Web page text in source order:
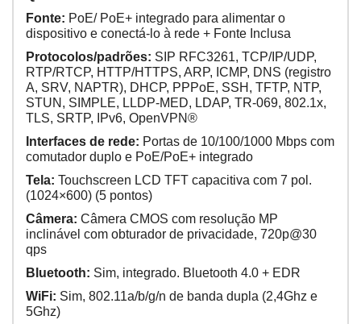
Fonte: PoE/ PoE+ integrado para alimentar o
dispositivo e conectá-lo à rede + Fonte Inclusa
Protocolos/padrões: SIP RFC3261, TCP/IP/UDP,
RTP/RTCP, HTTP/HTTPS, ARP, ICMP, DNS (registro
A, SRV, NAPTR), DHCP, PPPoE, SSH, TFTP, NTP,
STUN, SIMPLE, LLDP-MED, LDAP, TR-069, 802.1x,
TLS, SRTP, IPv6, OpenVPN®
Interfaces de rede: Portas de 10/100/1000 Mbps com
comutador duplo e PoE/PoE+ integrado
Tela: Touchscreen LCD TFT capacitiva com 7 pol.
(1024×600) (5 pontos)
Câmera: Câmera CMOS com resolução MP
inclinável com obturador de privacidade, 720p@30
qps
Bluetooth: Sim, integrado. Bluetooth 4.0 + EDR
WiFi: Sim, 802.11a/b/g/n de banda dupla (2,4Ghz e
5Ghz)